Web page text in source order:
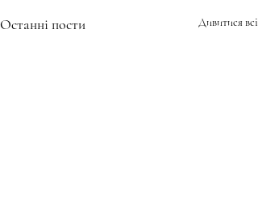
Останні пости Дивитися всі